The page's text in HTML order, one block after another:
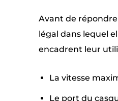
Avant de
légal dans lequel
encadrent leur
La vitesse
Le port du